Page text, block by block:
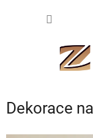
Dekorace